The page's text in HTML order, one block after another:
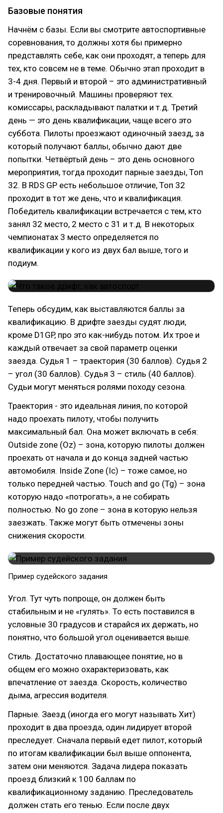
Базовые понятия
Начнём с базы. Если вы смотрите автоспортивные
соревнования, то должны хотя бы примерно
представлять себе, как они проходят, а теперь для
тех, кто совсем не в теме. Обычно этап проходит в
3-4 дня. Первый и второй – это административный
и тренировочный. Машины проверяют тех.
комиссары, раскладывают палатки и т.д. Третий
день — это день квалификации, чаще всего это
суббота. Пилоты проезжают одиночный заезд, за
который получают баллы, обычно дают две
попытки. Четвёртый день – это день основного
мероприятия, тогда проходит парные заезды, Топ
32. В RDS GP есть небольшое отличие, Топ 32
проходит в тот же день, что и квалификация.
Победитель квалификации встречается с тем, кто
занял 32 место, 2 место с 31 и т.д. В некоторых
чемпионатах 3 место определяется по
квалификации у кого из двух бал выше, того и
подиум.
Теперь обсудим, как выставляются баллы за
квалификацию. В дрифте заезды судят люди,
кроме D1GP, про это как-нибудь потом. Их трое и
каждый отвечает за свой параметр оценки
заезда. Судья 1 – траектория (30 баллов). Судья 2
– угол (30 баллов). Судья 3 – стиль (40 баллов).
Судьи могут меняться ролями походу сезона.
Траектория - это идеальная линия, по которой
надо проехать пилоту, чтобы получить
максимальный бал. Она может включать в себя:
Outside zone (Oz) – зона, которую пилоты должен
проехать от начала и до конца задней частью
автомобиля. Inside Zone (Ic) – тоже самое, но
только передней частью. Touch and go (Tg) – зона
которую надо «потрогать», а не собирать
полностью. No go zone – зона в которую нельзя
заезжать. Также могут быть отмечены зоны
снижения скорости.
Пример судейского задания
Угол. Тут чуть попроще, он должен быть
стабильным и не «гулять». То есть поставился в
условные 30 градусов и старайся их держать, но
понятно, что большой угол оценивается выше.
Стиль. Достаточно плавающее понятие, но в
общем его можно охарактеризовать, как
впечатление от заезда. Скорость, количество
дыма, агрессия водителя.
Парные. Заезд (иногда его могут называть Хит)
проходит в два проезда, один лидирует второй
преследует. Сначала первый едет пилот, который
по итогам квалификации был выше оппонента,
затем они меняются. Задача лидера показать
проезд близкий к 100 баллам по
квалификационному заданию. Преследователь
должен стать его тенью. Если после двух